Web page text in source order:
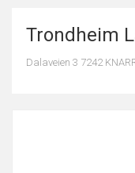
Trondheim
Dalaveien 3 7242